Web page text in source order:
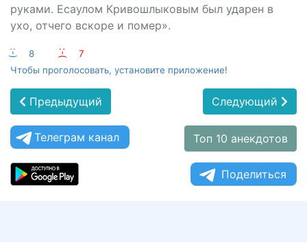
руками. Есаулом Кривошлыковым был ударен в
ухо, отчего вскоре и помер».
:-) 8 :-(
7
Чтобы проголосовать, установите приложение!
Предыдущий Следующий
Телеграм канал Топ 10 анекдотов
Поделиться